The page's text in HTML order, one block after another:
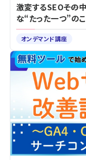
激変するSEO――そ
な“たった一つ”の
オンデマンド講座